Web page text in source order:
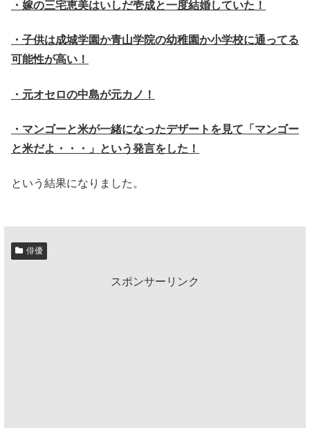
・嫁の三宅恵美はいしだ壱成と一度結婚していた！
・子供は成城学園か青山学院の幼稚園か小学校に通ってる
可能性が高い！
・元オセロの中島が元カノ！
・マンゴーと米が一緒になったデザートを見て「マンゴー
と米だよ・・・」という発言をした！
という結果になりました。
俳優
スポンサーリンク